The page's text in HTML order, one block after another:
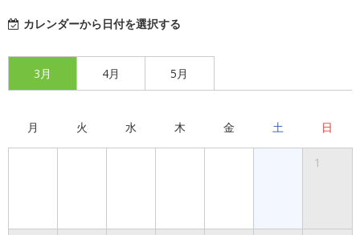
カレンダーから日付を選択する
3月 4月 5月
月 火 水 木 金 土 日
1